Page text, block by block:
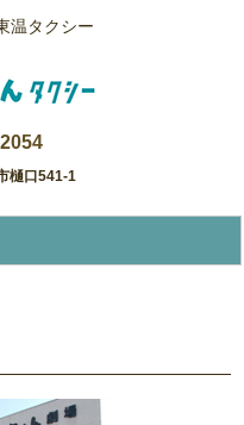
温タクシー
樋口541-1